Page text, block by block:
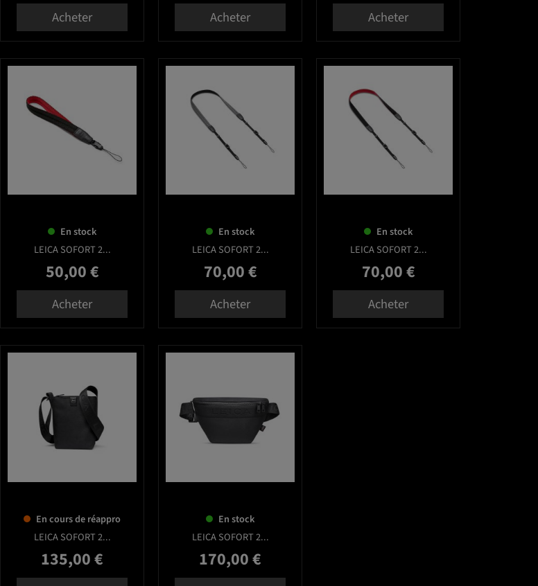
Acheter Acheter Acheter
En stock
LEICA SOFORT 2...
Prix
50,00 €
Acheter
En stock
LEICA SOFORT 2...
Prix
70,00 €
Acheter
En stock
LEICA SOFORT 2...
Prix
70,00 €
Acheter
En cours de réappro
LEICA SOFORT 2...
Prix
135,00 €
En stock
LEICA SOFORT 2...
Prix
170,00 €